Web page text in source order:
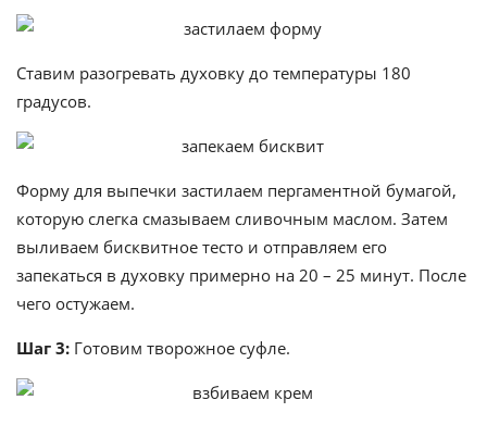
Ставим разогревать духовку до температуры 180
градусов.
Форму для выпечки застилаем пергаментной бумагой,
которую слегка смазываем сливочным маслом. Затем
выливаем бисквитное тесто и отправляем его
запекаться в духовку примерно на 20 – 25 минут. После
чего остужаем.
Шаг 3: Готовим творожное суфле.